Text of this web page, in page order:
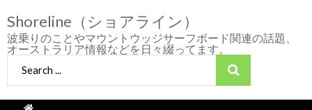
to
navigation
to
content
Shoreline（ショアライン）
波乗りのことやマウントウッジサーフボード関連の話題、
オーストラリア情報などを日々綴ってます。
for: